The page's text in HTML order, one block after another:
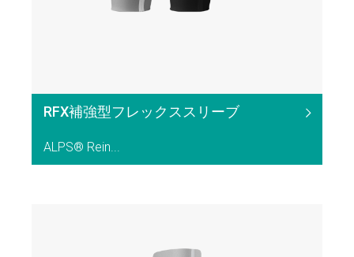
RFX補強型フレックススリーブ
ALPS® Rein...